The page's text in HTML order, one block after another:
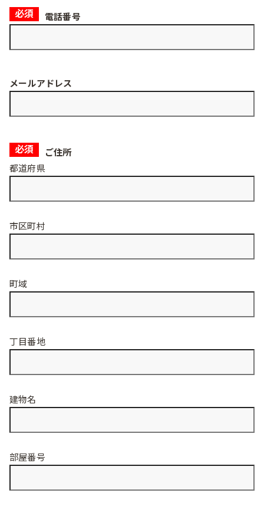
必須 電話番号
メールアドレス
必須
ご住所
都道府県
市区町村
町域
丁目番地
建物名
部屋番号